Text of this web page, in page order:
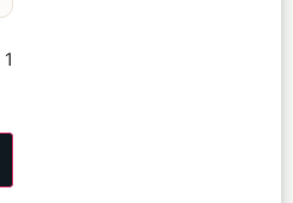
1 متوفر في المخزون